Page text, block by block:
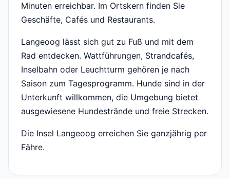
Minuten erreichbar. Im Ortskern finden Sie
Geschäfte, Cafés und Restaurants.
Langeoog lässt sich gut zu Fuß und mit dem
Rad entdecken. Wattführungen, Strandcafés,
Inselbahn oder Leuchtturm gehören je nach
Saison zum Tagesprogramm. Hunde sind in der
Unterkunft willkommen, die Umgebung bietet
ausgewiesene Hundestrände und freie Strecken.
Die Insel Langeoog erreichen Sie ganzjährig per
Fähre.